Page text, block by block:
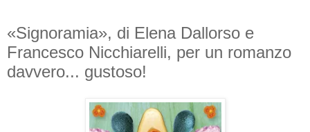
«Signoramia», di Elena Dallorso e
Francesco Nicchiarelli, per un romanzo
davvero... gustoso!